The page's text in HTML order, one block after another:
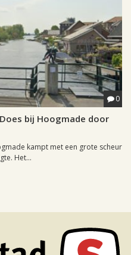
0
bij Hoogmade door
kampt met een grote scheur
Het...